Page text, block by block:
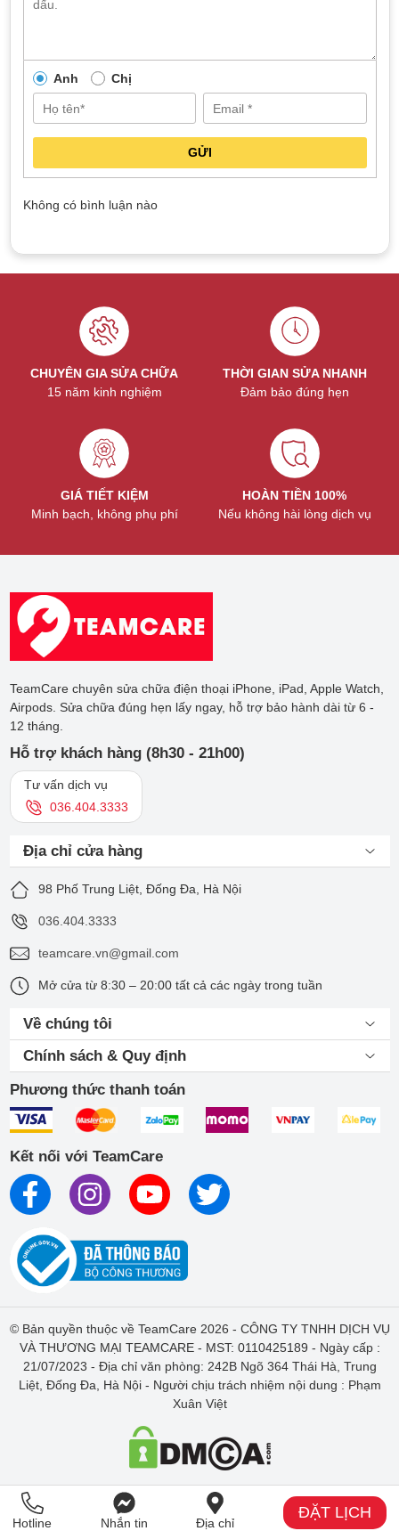
Anh Chị
GỬI
Không có bình luận nào
Hotline Nhắn tin Địa chỉ
ĐẶT LỊCH
CHUYÊN GIA SỬA CHỮA
15 năm kinh nghiệm
THỜI GIAN SỬA NHANH
Đảm bảo đúng hẹn
GIÁ TIẾT KIỆM
Minh bạch, không phụ phí
HOÀN TIỀN 100%
Nếu không hài lòng dịch vụ
TeamCare chuyên sửa chữa điện thoại iPhone, iPad, Apple Watch,
Airpods. Sửa chữa đúng hẹn lấy ngay, hỗ trợ bảo hành dài từ 6 -
12 tháng.
Hỗ trợ khách hàng (8h30 - 21h00)
Tư vấn dịch vụ
036.404.3333
Địa chỉ cửa hàng
98 Phố Trung Liệt, Đống Đa, Hà Nội
036.404.3333
teamcare.vn@gmail.com
Mở cửa từ 8:30 – 20:00 tất cả các ngày trong tuần
Về chúng tôi
Chính sách & Quy định
Phương thức thanh toán
Kết nối với TeamCare
© Bản quyền thuộc về TeamCare 2026 - CÔNG TY TNHH DỊCH VỤ
VÀ THƯƠNG MẠI TEAMCARE - MST: 0110425189 - Ngày cấp :
21/07/2023 - Địa chỉ văn phòng: 242B Ngõ 364 Thái Hà, Trung
Liệt, Đống Đa, Hà Nội - Người chịu trách nhiệm nội dung : Phạm
Xuân Việt